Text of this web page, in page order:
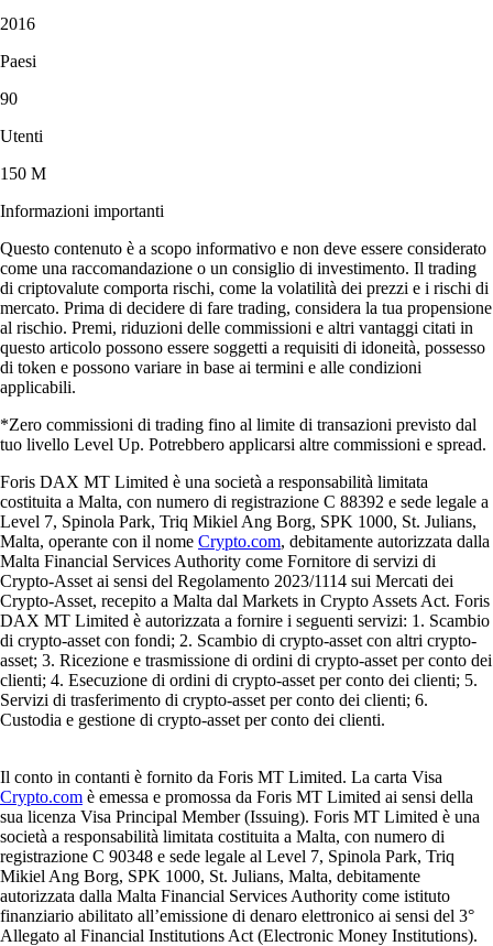
2016
Paesi
90
Utenti
150 M
Informazioni importanti
Questo contenuto è a scopo informativo e non deve essere considerato
come una raccomandazione o un consiglio di investimento. Il trading
di criptovalute comporta rischi, come la volatilità dei prezzi e i rischi di
mercato. Prima di decidere di fare trading, considera la tua propensione
al rischio. Premi, riduzioni delle commissioni e altri vantaggi citati in
questo articolo possono essere soggetti a requisiti di idoneità, possesso
di token e possono variare in base ai termini e alle condizioni
applicabili.
*Zero commissioni di trading fino al limite di transazioni previsto dal
tuo livello Level Up. Potrebbero applicarsi altre commissioni e spread.
Foris DAX MT Limited è una società a responsabilità limitata
costituita a Malta, con numero di registrazione C 88392 e sede legale a
Level 7, Spinola Park, Triq Mikiel Ang Borg, SPK 1000, St. Julians,
Malta, operante con il nome Crypto.com, debitamente autorizzata dalla
Malta Financial Services Authority come Fornitore di servizi di
Crypto-Asset ai sensi del Regolamento 2023/1114 sui Mercati dei
Crypto-Asset, recepito a Malta dal Markets in Crypto Assets Act. Foris
DAX MT Limited è autorizzata a fornire i seguenti servizi: 1. Scambio
di crypto-asset con fondi; 2. Scambio di crypto-asset con altri crypto-
asset; 3. Ricezione e trasmissione di ordini di crypto-asset per conto dei
clienti; 4. Esecuzione di ordini di crypto-asset per conto dei clienti; 5.
Servizi di trasferimento di crypto-asset per conto dei clienti; 6.
Custodia e gestione di crypto-asset per conto dei clienti.
Il conto in contanti è fornito da Foris MT Limited. La carta Visa
Crypto.com è emessa e promossa da Foris MT Limited ai sensi della
sua licenza Visa Principal Member (Issuing). Foris MT Limited è una
società a responsabilità limitata costituita a Malta, con numero di
registrazione C 90348 e sede legale al Level 7, Spinola Park, Triq
Mikiel Ang Borg, SPK 1000, St. Julians, Malta, debitamente
autorizzata dalla Malta Financial Services Authority come istituto
finanziario abilitato all’emissione di denaro elettronico ai sensi del 3°
Allegato al Financial Institutions Act (Electronic Money Institutions).